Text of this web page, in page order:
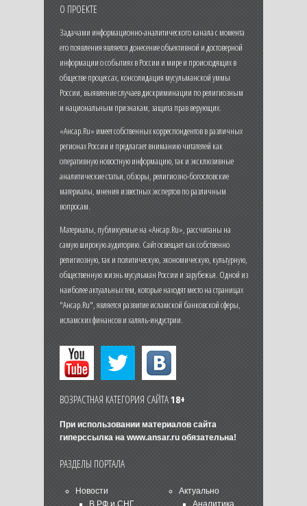
О ПРОЕКТЕ
Задачами информационно-аналитического канала с момента
его появления является донесение объективной и достоверной
информации о событиях в России и мире и происходящих в
обществе процессах, консолидация мусульманской уммы
России, выявление случаев дискриминации по религиозным
и национальным признакам, защита прав верующих.
«Ансар.Ru» имеет собственных корреспондентов в различных
регионах России и предлагает вниманию читателей как
оперативную новостную информацию, так и эксклюзивные
аналитические статьи, обзоры, религиозно-богословские
материалы, мнения известных экспертов по различным
вопросам.
Материалы, публикуемые на «Ансар.Ru», рассчитаны на
самую широкую аудиторию. Сайт освещает как собственно
религиозную, так и политическую, экономическую, культурную,
общественную жизнь мусульман России и зарубежья. Одной из
наиболее актуальных тем, которые находят место на страницах
"Ансар.Ru", является развитие исламской банковской сферы,
исламских финансов и халяль-индустрии.
ВОЗРАСТНАЯ КАТЕГОРИЯ САЙТА18+
При использовании материалов сайта
гиперссылка на www.ansar.ruобязательна!
РАЗДЕЛЫ ПОРТАЛА
Новости
В РФ и СНГ
Актуально
Аналитика